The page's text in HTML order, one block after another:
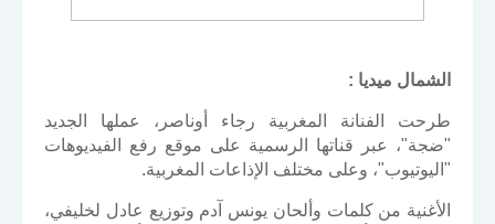
الشمال ميديا :
طرحت الفنانة المغربية رجاء أوناصر، عملها الجديد
"ضجة"، عبر قناتها الرسمية على موقع رفع الفيديوهات
"اليوتيوب"، وعلى مختلف الإذاعات المغربية.
الأغنية من كلمات وألحان يونس آدم وتوزيع عادل لخليفي،